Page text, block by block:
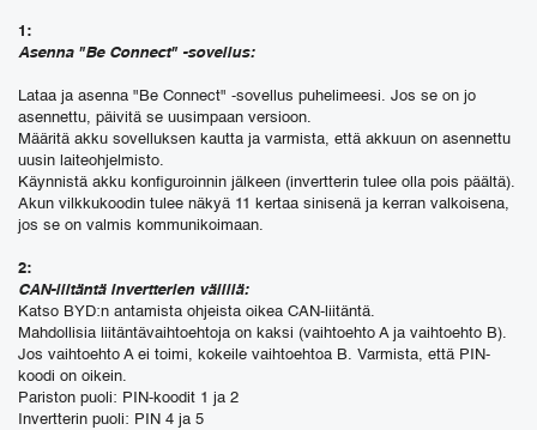
1:
Asenna "Be Connect" -sovellus:
Lataa ja asenna "Be Connect" -sovellus puhelimeesi. Jos se on jo
asennettu, päivitä se uusimpaan versioon.
Määritä akku sovelluksen kautta ja varmista, että akkuun on asennettu
uusin laiteohjelmisto.
Käynnistä akku konfiguroinnin jälkeen (invertterin tulee olla pois päältä).
Akun vilkkukoodin tulee näkyä 11 kertaa sinisenä ja kerran valkoisena,
jos se on valmis kommunikoimaan.
2:
CAN-liitäntä invertterien välillä:
Katso BYD:n antamista ohjeista oikea CAN-liitäntä.
Mahdollisia liitäntävaihtoehtoja on kaksi (vaihtoehto A ja vaihtoehto B).
Jos vaihtoehto A ei toimi, kokeile vaihtoehtoa B. Varmista, että PIN-
koodi on oikein.
Pariston puoli: PIN-koodit 1 ja 2
Invertterin puoli: PIN 4 ja 5